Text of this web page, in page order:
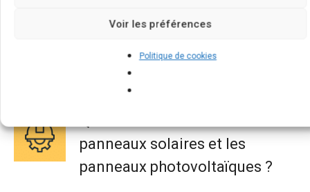
Voir les préférences
Politique de cookies
Quelques infos sur nos centrales
solaires : questions et réponses
panneaux solaires et les
panneaux photovoltaïques ?